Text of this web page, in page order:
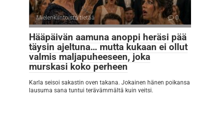
Mielenkiintoista tietää 0
Hääpäivän aamuna anoppi heräsi pää
täysin ajeltuna… mutta kukaan ei ollut
valmis maljapuheeseen, joka
murskasi koko perheen
Karla seisoi sakastin oven takana. Jokainen hänen poikansa
lausuma sana tuntui terävämmältä kuin veitsi.